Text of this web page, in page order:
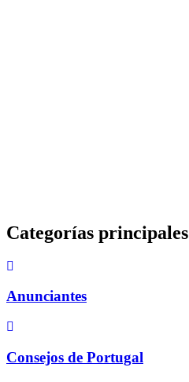
Categorías principales
Anunciantes
Consejos de Portugal